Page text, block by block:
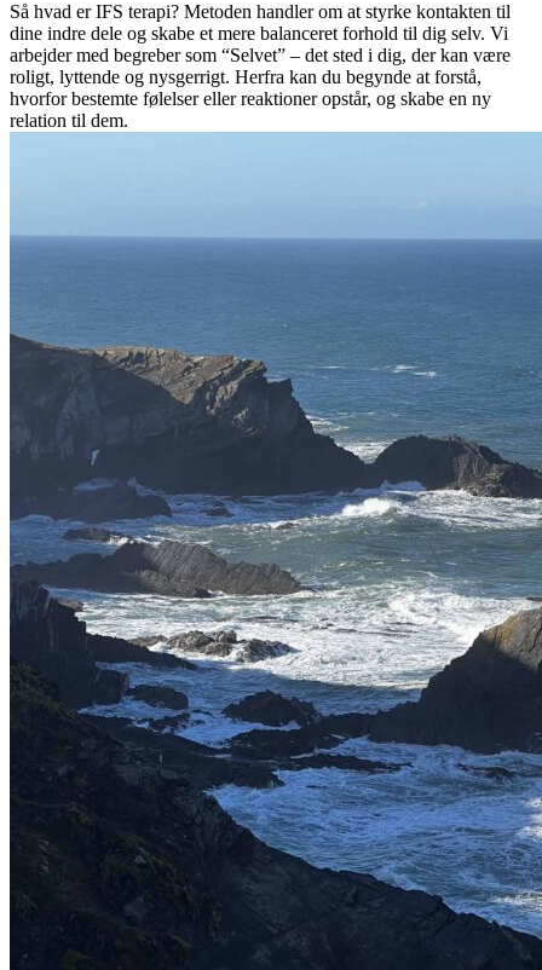
Så hvad er IFS terapi? Metoden handler om at styrke kontakten til
dine indre dele og skabe et mere balanceret forhold til dig selv. Vi
arbejder med begreber som “Selvet” – det sted i dig, der kan være
roligt, lyttende og nysgerrigt. Herfra kan du begynde at forstå,
hvorfor bestemte følelser eller reaktioner opstår, og skabe en ny
relation til dem.